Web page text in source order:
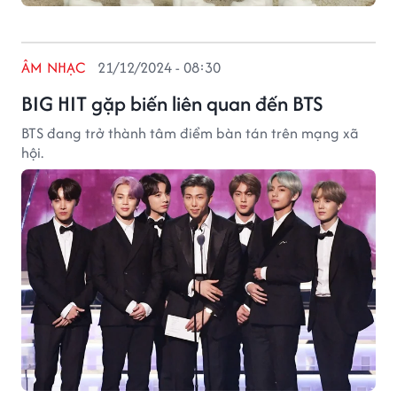
BIG HIT gặp biến liên quan đến BTS
ÂM NHẠC 21/12/2024 - 08:30
BTS đang trở thành tâm điểm bàn tán trên mạng xã
hội.